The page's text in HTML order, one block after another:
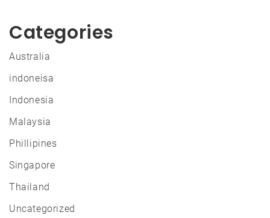
Categories
Australia
indoneisa
Indonesia
Malaysia
Phillipines
Singapore
Thailand
Uncategorized